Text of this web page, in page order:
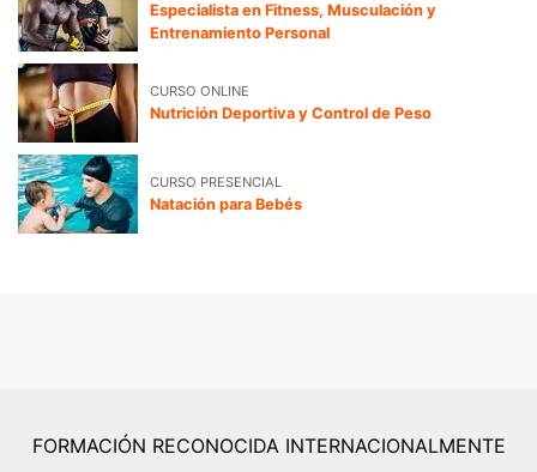
Especialista en Fitness, Musculación y
Entrenamiento Personal
CURSO ONLINE
Nutrición Deportiva y Control de Peso
CURSO PRESENCIAL
Natación para Bebés
FORMACIÓN RECONOCIDA INTERNACIONALMENTE